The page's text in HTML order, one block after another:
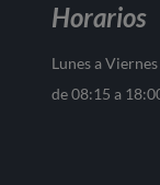
Horarios
Lunes a Viernes
de 08:15 a